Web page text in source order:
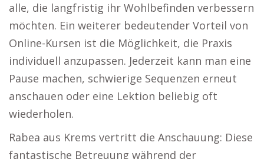
alle, die langfristig ihr Wohlbefinden verbessern
möchten. Ein weiterer bedeutender Vorteil von
Online-Kursen ist die Möglichkeit, die Praxis
individuell anzupassen. Jederzeit kann man eine
Pause machen, schwierige Sequenzen erneut
anschauen oder eine Lektion beliebig oft
wiederholen.
Rabea aus Krems vertritt die Anschauung: Diese
fantastische Betreuung während der